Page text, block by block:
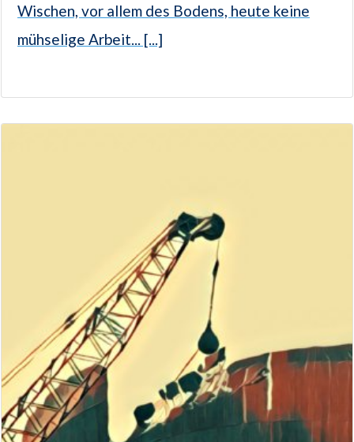
Wischen, vor allem des Bodens, heute keine
mühselige Arbeit... [...]